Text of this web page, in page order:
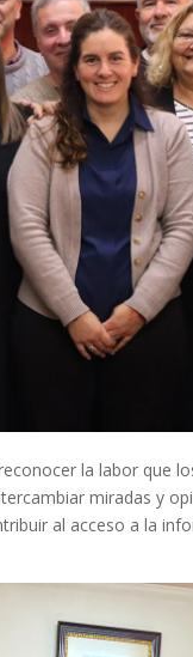
la labor que
miradas y
al acceso a la